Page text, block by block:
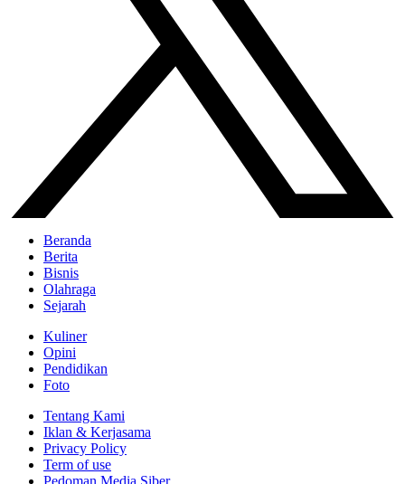
Beranda
Berita
Bisnis
Olahraga
Sejarah
Kuliner
Opini
Pendidikan
Foto
Tentang Kami
Iklan & Kerjasama
Privacy Policy
Term of use
Pedoman Media Siber